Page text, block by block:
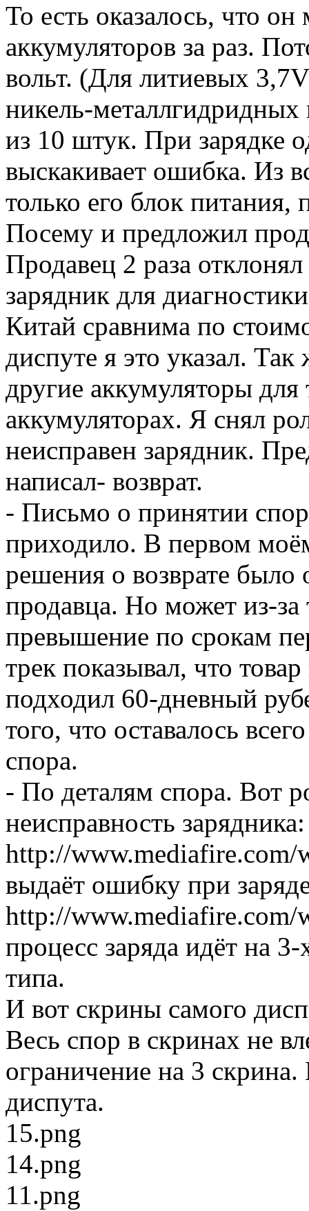
То есть оказалось, что
аккумуляторов за раз.
вольт. (Для литиевых
никель-
из 10 штук. При зарядке
выскакивает ошибка. Из
только его блок
Посему и предложил
Продавец 2 раза
зарядник для
Китай сравнима по
диспуте я это указал.
другие аккумуляторы для
аккумуляторах. Я снял
неисправен зарядник.
написал- возврат.
- Письмо о принятии
приходило. В первом
решения о возврате было
продавца. Но может из-за
превышение по срокам
трек показывал, что
подходил 60-дневный
того, что оставалось
спора.
- По деталям спора. Вот
неисправность зарядника:
http://
выдаёт ошибку при
http://
процесс заряда идёт на
типа.
И вот скрины самого
Весь спор в скринах не
ограничение на 3
диспута.
15.png
14.png
11.png